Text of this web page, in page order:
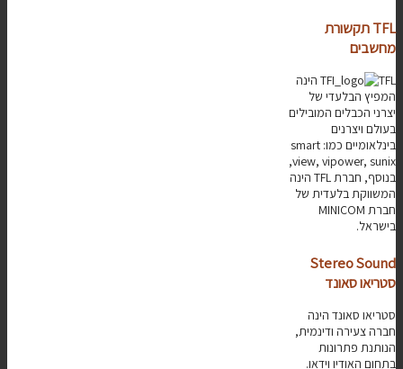
TFL תקשורת
מחשבים
TFL
הינה
המפיץ הבלעדי של
יצרני הכבלים המובילים
בעולם ויצרנים
בינלאומיים כמו: smart
view, vipower, sunix,
בנוסף, חברת TFL הינה
המשווקת בלעדית של
חברת MINICOM
בישראל.
Stereo Sound
סטריאו סאונד
סטריאו סאונד הינה
חברה צעירה ודינמית,
הנותנת פתרונות
בתחום האודיו וידאו.